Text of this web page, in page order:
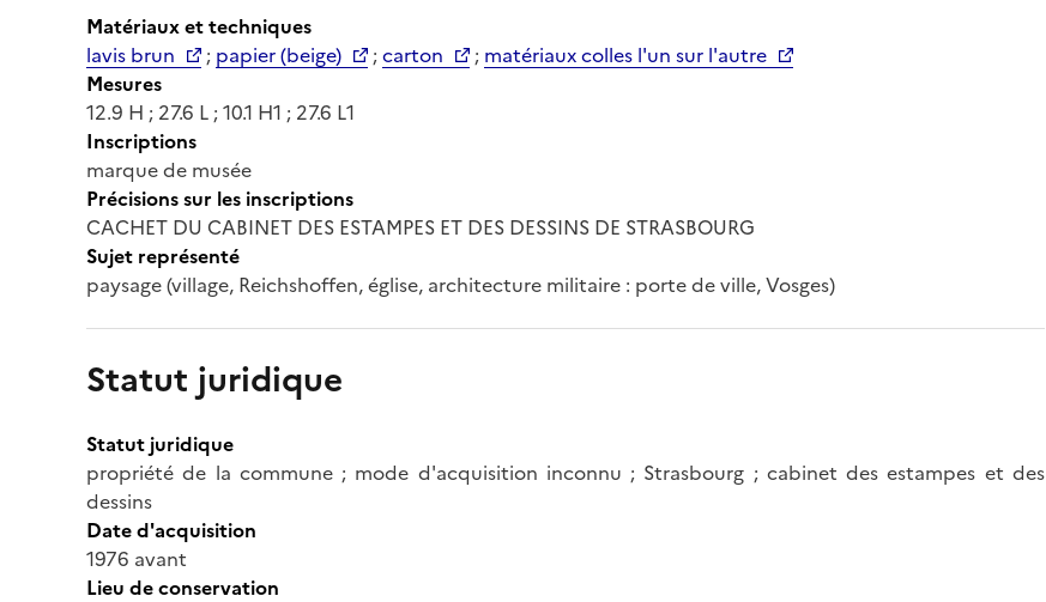
Matériaux et techniques
lavis brun
; papier (beige) ;carton ; matériaux colles l'un sur l'autre
Mesures
12.9 H ; 27.6 L ; 10.1 H1 ; 27.6 L1
Inscriptions
marque de musée
Précisions sur les inscriptions
CACHET DU CABINET DES ESTAMPES ET DES DESSINS DE STRASBOURG
Sujet représenté
paysage (village, Reichshoffen, église, architecture militaire : porte de ville, Vosges)
Statut juridique
Statut juridique
propriété de la commune ; mode d'acquisition inconnu ; Strasbourg ; cabinet des estampes et des
dessins
Date d'acquisition
1976 avant
Lieu de conservation